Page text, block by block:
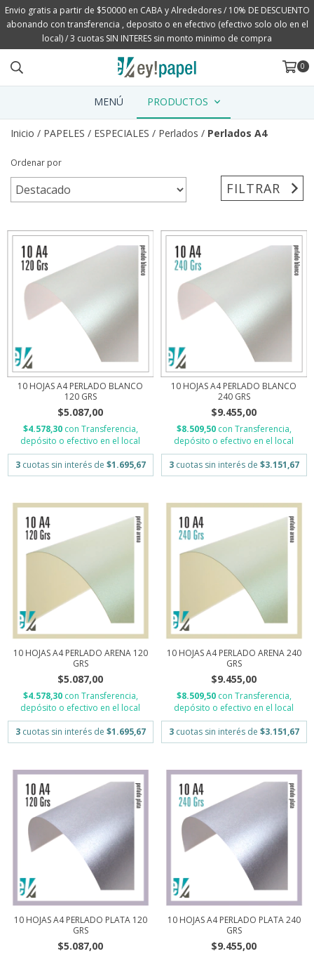
Envio gratis a partir de $50000 en CABA y Alrededores / 10% DE DESCUENTO
abonando con transferencia , deposito o en efectivo (efectivo solo olo en el
local) / 3 cuotas SIN INTERES sin monto minimo de compra
0
MENÚ PRODUCTOS
Inicio / PAPELES / ESPECIALES / Perlados / Perlados A4
Ordenar por
FILTRAR
10 HOJAS A4 PERLADO BLANCO
120 GRS
$5.087,00
$4.578,30 con Transferencia,
depósito o efectivo en el local
3 cuotas sin interés de $1.695,67
10 HOJAS A4 PERLADO BLANCO
240 GRS
$9.455,00
$8.509,50 con Transferencia,
depósito o efectivo en el local
3 cuotas sin interés de $3.151,67
10 HOJAS A4 PERLADO ARENA 120
GRS
$5.087,00
$4.578,30 con Transferencia,
depósito o efectivo en el local
3 cuotas sin interés de $1.695,67
10 HOJAS A4 PERLADO ARENA 240
GRS
$9.455,00
$8.509,50 con Transferencia,
depósito o efectivo en el local
3 cuotas sin interés de $3.151,67
10 HOJAS A4 PERLADO PLATA 120
GRS
$5.087,00
10 HOJAS A4 PERLADO PLATA 240
GRS
$9.455,00